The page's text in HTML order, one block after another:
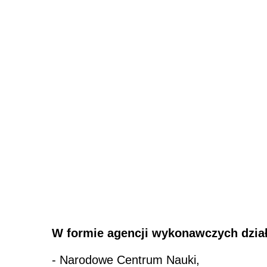
W formie agencji wykonawczych
- Narodowe Centrum Nauki,